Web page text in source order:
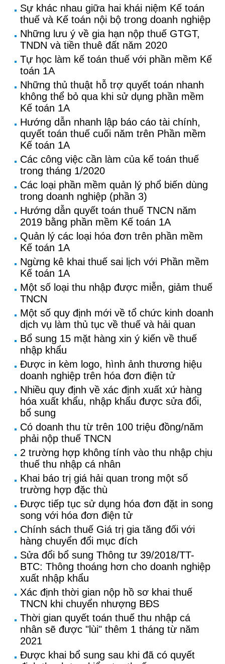
Sự khác nhau giữa hai khái niệm Kế toán
thuế và Kế toán nội bộ trong doanh nghiệp
Những lưu ý về gia hạn nộp thuế GTGT,
TNDN và tiền thuê đất năm 2020
Tự học làm kế toán thuế với phần mềm Kế
toán 1A
Những thủ thuật hỗ trợ quyết toán nhanh
không thể bỏ qua khi sử dụng phần mềm
Kế toán 1A
Hướng dẫn nhanh lập báo cáo tài chính,
quyết toán thuế cuối năm trên Phần mềm
Kế toán 1A
Các công việc cần làm của kế toán thuế
trong tháng 1/2020
Các loại phần mềm quản lý phổ biến dùng
trong doanh nghiệp (phần 3)
Hướng dẫn quyết toán thuế TNCN năm
2019 bằng phần mềm Kế toán 1A
Quản lý các loại hóa đơn trên phần mềm
Kế toán 1A
Ngừng kê khai thuế sai lịch với Phần mềm
Kế toán 1A
Một số loại thu nhập được miễn, giảm thuế
TNCN
Một số quy định mới về tổ chức kinh doanh
dịch vụ làm thủ tục về thuế và hải quan
Bổ sung 15 mặt hàng xin ý kiến về thuế
nhập khẩu
Được in kèm logo, hình ảnh thương hiệu
doanh nghiệp trên hóa đơn điện tử
Nhiều quy định về xác định xuất xứ hàng
hóa xuất khẩu, nhập khẩu được sửa đổi,
bổ sung
Có doanh thu từ trên 100 triệu đồng/năm
phải nộp thuế TNCN
2 trường hợp không tính vào thu nhập chịu
thuế thu nhập cá nhân
Khai báo trị giá hải quan trong một số
trường hợp đặc thù
Được tiếp tục sử dụng hóa đơn đặt in song
song với hóa đơn điện tử
Chính sách thuế Giá trị gia tăng đối với
hàng chuyển đổi mục đích
Sửa đổi bổ sung Thông tư 39/2018/TT-
BTC: Thông thoáng hơn cho doanh nghiệp
xuất nhập khẩu
Xác định thời gian nộp hồ sơ khai thuế
TNCN khi chuyển nhượng BĐS
Thời gian quyết toán thuế thu nhập cá
nhân sẽ được "lùi" thêm 1 tháng từ năm
2021
Được khai bổ sung sau khi đã có quyết